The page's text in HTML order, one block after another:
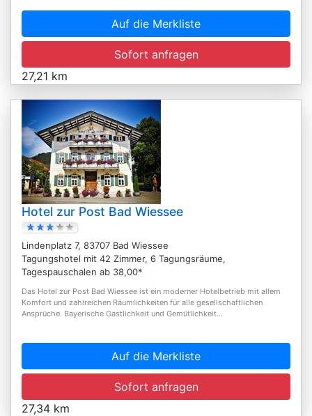
Auf die Merkliste
Sofort anfragen
27,21 km
Hotel zur Post Bad Wiessee
Lindenplatz 7, 83707 Bad Wiessee
Tagungshotel mit 42 Zimmer, 6 Tagungsräume,
Tagespauschalen ab 38,00*
Das Hotel zur Post Bad Wiessee ist ein moderner Hotelbetrieb mit allem
Komfort und zahlreichen Räumlichkeiten für alle gesellschaftlichen
Ansprüche. Bayerische Gastlichkeit und Gemütlichkeit...
Auf die Merkliste
Sofort anfragen
27,34 km